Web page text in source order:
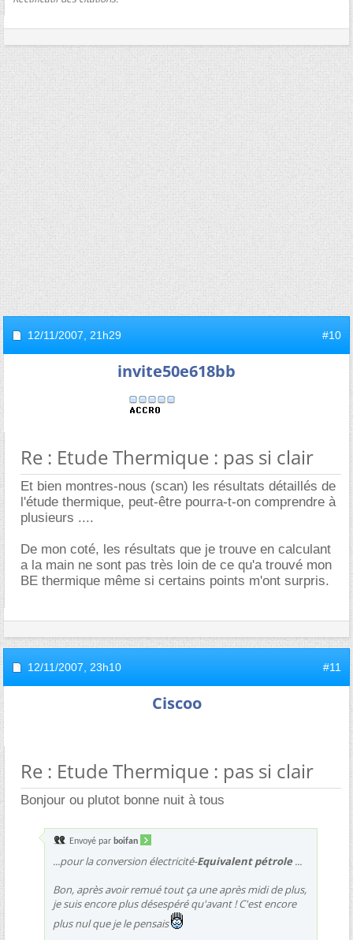
12/11/2007, 21h29 #10
invite50e618bb
Re : Etude Thermique : pas si clair
Et bien montres-nous (scan) les résultats détaillés de
l'étude thermique, peut-être pourra-t-on comprendre à
plusieurs ....
De mon coté, les résultats que je trouve en calculant
a la main ne sont pas très loin de ce qu'a trouvé mon
BE thermique même si certains points m'ont surpris.
12/11/2007, 23h10 #11
Ciscoo
Re : Etude Thermique : pas si clair
Bonjour ou plutot bonne nuit à tous
Envoyé par boifan
...pour la conversion électricité-Equivalent pétrole...
Bon, après avoir remué tout ça une après midi de plus,
je suis encore plus désespéré qu'avant ! C'est encore
plus nul que je le pensais